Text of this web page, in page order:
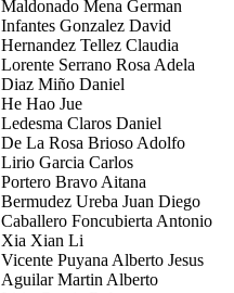
Maldonado Mena German
Infantes Gonzalez David
Hernandez Tellez Claudia
Lorente Serrano Rosa Adela
Diaz Miño Daniel
He Hao Jue
Ledesma Claros Daniel
De La Rosa Brioso Adolfo
Lirio Garcia Carlos
Portero Bravo Aitana
Bermudez Ureba Juan Diego
Caballero Foncubierta Antonio
Xia Xian Li
Vicente Puyana Alberto Jesus
Aguilar Martin Alberto